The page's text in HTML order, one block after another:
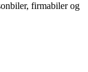
firmabiler og